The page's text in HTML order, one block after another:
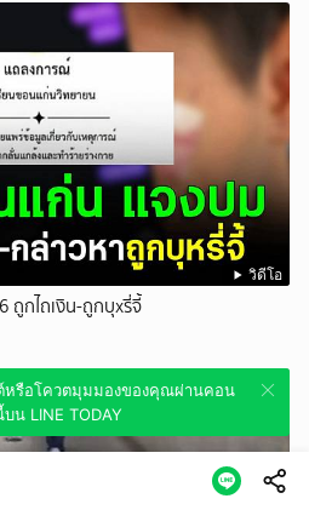
วิดีโอ
ถูกไถเงิน-ถูกบุxรี่จี้
งของคุณผ่านคอนเทนต์นี้บน
หรือโควตมุมมองของคุณผ่านคอน
น LINE TODAY